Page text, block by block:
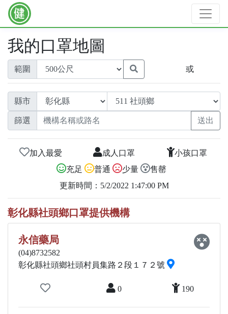
我的口罩地圖
範圍 或
縣市
篩選
加入最愛 成人口罩
小孩口罩
充足
普通 少量
售罄
更新時間：5/2/2022 1:47:00 PM
彰化縣社頭鄉口罩提供機構
永信藥局
(04)8732582
彰化縣社頭鄉社頭村員集路２段１７２號
0 190